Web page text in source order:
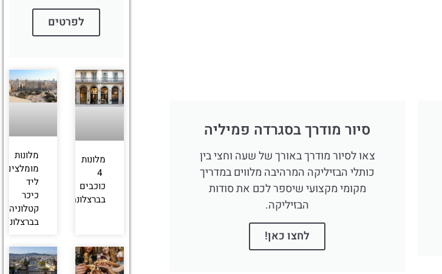
סיור מודרך בסגרדה פמיליה
צאו לסיור מודרך באורך של שעה וחצי בין
כותלי הבזיליקה המרהיבה מלווים במדריך
מקומי מקצועי שיספר לכם את סודות
הבזיליקה.
לחצו כאן!
לפרטים
מלונות
4
כוכבים
בברצלונה
מלונות
מומלצים
ליד
כיכר
קטלוניה
בברצלונה